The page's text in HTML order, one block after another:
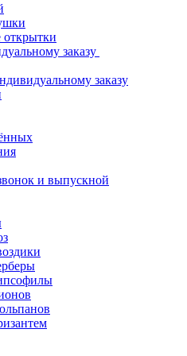
заказу
заказу
и выпускной